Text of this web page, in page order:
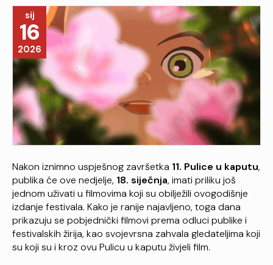
sij
16
2026
Nakon iznimno uspješnog završetka 11. Pulice u kaputu,
publika će ove nedjelje, 18. siječnja, imati priliku još
jednom uživati u filmovima koji su obilježili ovogodišnje
izdanje festivala. Kako je ranije najavljeno, toga dana
prikazuju se pobjednički filmovi prema odluci publike i
festivalskih žirija, kao svojevrsna zahvala gledateljima koji
su koji su i kroz ovu Pulicu u kaputu živjeli film.